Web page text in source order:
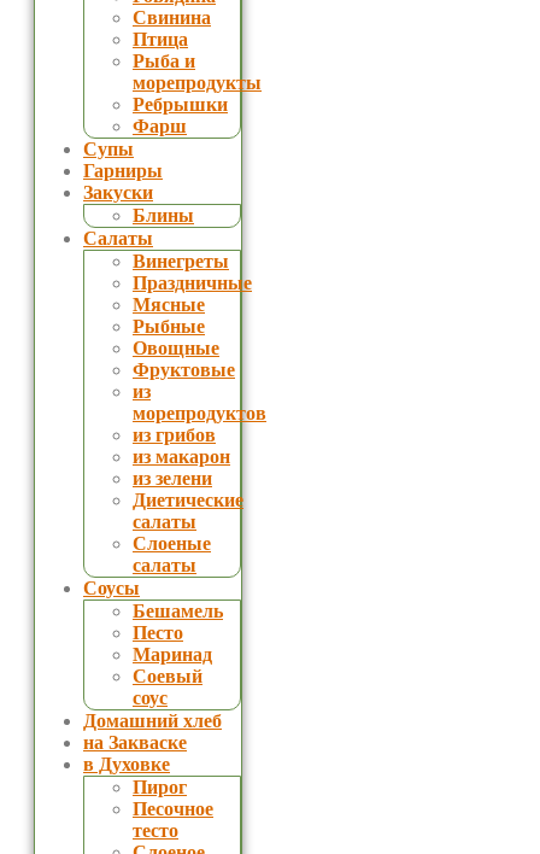
Свинина
Птица
Рыба и
морепродукты
Ребрышки
Фарш
Супы
Гарниры
Закуски
Блины
Салаты
Винегреты
Праздничные
Мясные
Рыбные
Овощные
Фруктовые
из
морепродуктов
из грибов
из макарон
из зелени
Диетические
салаты
Слоеные
салаты
Соусы
Бешамель
Песто
Маринад
Соевый
соус
Домашний хлеб
на Закваске
в Духовке
Пирог
Песочное
тесто